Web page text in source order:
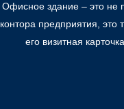
Офисное здание – это не
контора предприятия, это
его визитная карточка.